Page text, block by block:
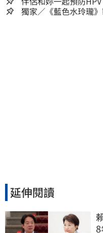
獨家／《藍色水玲瓏
延伸閱讀